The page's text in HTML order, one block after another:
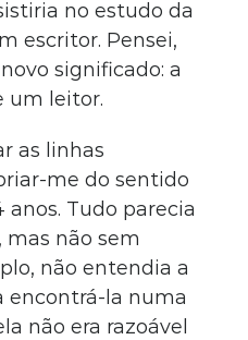
no estudo da
escritor. Pensei,
significado: a
um leitor.
as linhas
me do sentido
Tudo parecia
não sem
não entendia a
encontrá-la numa
não era razoável